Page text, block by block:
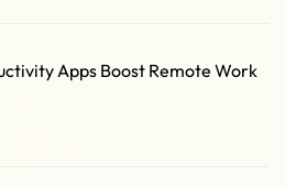
Apps Boost Remote Work